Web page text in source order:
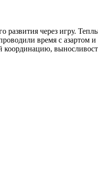
через игру.
время с
координацию,